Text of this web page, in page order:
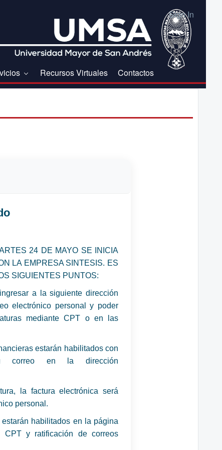
Sign In
Recursos Virtuales Contactos
24 DE MAYO SE INICIA
LA EMPRESA SINTESIS. ES
SIGUIENTES PUNTOS:
a la siguiente dirección
electrónico personal y poder
mediante CPT o en las
estarán habilitados con
correo en la dirección
la factura electrónica será
personal.
habilitados en la página
CPT y ratificación de correos